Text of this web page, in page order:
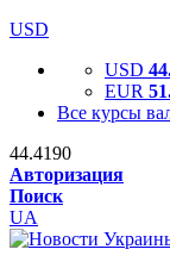
USD
USD
EUR
Все курсы
44.4190
Авторизация
Поиск
UA